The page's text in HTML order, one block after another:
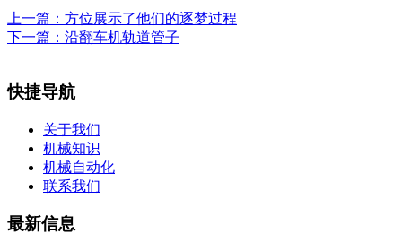
上一篇： 方位展示了他们的逐梦过程
下一篇： 沿翻车机轨道管子
快捷导航
关于我们
机械知识
机械自动化
联系我们
最新信息